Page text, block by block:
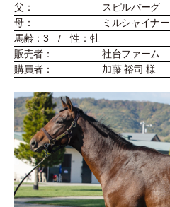
父：
スピルバーグ
母：
ミルシャイナー
馬齢：3 / 性：牡
販売者：
社台ファーム
購買者：
加藤 裕司 様